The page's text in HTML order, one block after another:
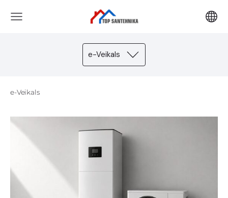
e-Veikals
e-Veikals